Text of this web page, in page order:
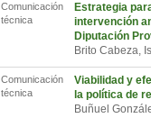
Comunicación
técnica
Estrategia
intervención
Diputación
Brito Cabeza,
Comunicación
técnica
Viabilidad y
la política de
Buñuel